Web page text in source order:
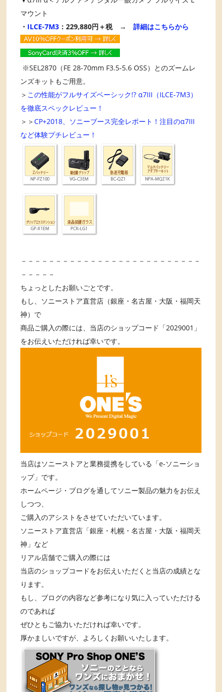
マウント
・ ILCE-7M3 ：229,880円＋税 →詳細はこちらから
※SEL2870（FE 28-70mm F3.5-5.6 OSS）とのズームレ
ンズキットもご用意。
＞ この性能がフルサイズベーシック!? α7III（ILCE-7M3）
を徹底スペックレビュー！
＞＞CP+2018、ソニーブース完全レポート！注目のα7III
など体験プチレビュー！
－－－－－－－－－－－－－－－－－－－－－－－－－－
－－－－－
ちょっとしたお願いごとです。
もし、ソニーストア直営店（銀座・名古屋・大阪・福岡天
神）で
商品ご購入の際には、当店のショップコード「2029001」
をお伝えいただければ幸いです。
当店はソニーストアと業務提携をしている「e-ソニーショ
ップ」です。
ホームページ・ブログを通してソニー製品の魅力をお伝え
しつつ、
ご購入のアシストをさせていただいています。
ソニーストア直営店「銀座・札幌・名古屋・大阪・福岡天
神」など
リアル店舗でご購入の際には
当店のショップコードをお伝えいただくと当店の成績とな
ります。
もし、ブログの内容など参考になり気に入っていただける
のであれば
ぜひともご協力いただければ幸いです。
厚かましいですが、よろしくお願いいたします。